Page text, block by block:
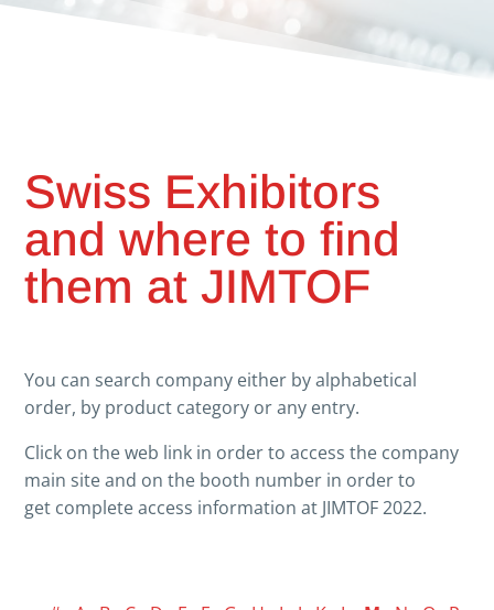
Swiss Exhibitors
and where to find
them at JIMTOF
You can search company either by alphabetical
order, by product category or any entry.
Click on the web link in order to access the company
main site and on the booth number in order to
get complete access information at JIMTOF 2022.